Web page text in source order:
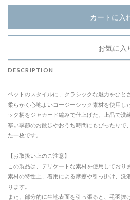
カートに入
お気に入
DESCRIPTION
ペットのスタイルに、クラシックな魅力をひと
柔らかく心地よいコージーシック素材を使用し
ック柄をジャカード編みで仕上げた、上品で洗
寒い季節のお散歩やおうち時間にもぴったりで
た一枚です。
【お取扱い上のご注意】
この製品は、デリケートな素材を使用しており
素材の特性上、着用による摩擦や引っ掛け、洗
ります。
また、部分的に生地表面を引っ張ると、毛羽抜